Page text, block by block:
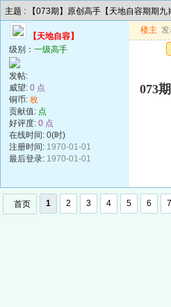
主题 : 【073期】原创高手【天地自容期期九
【天地自容】
级别： 一级高手
发帖:
威望: 0 点
铜币: 枚
贡献值: 点
好评度: 0 点
在线时间: 0(时)
注册时间: 1970-01-01
最后登录: 1970-01-01
楼主
073
首页 1 2 3 4 5 6 7